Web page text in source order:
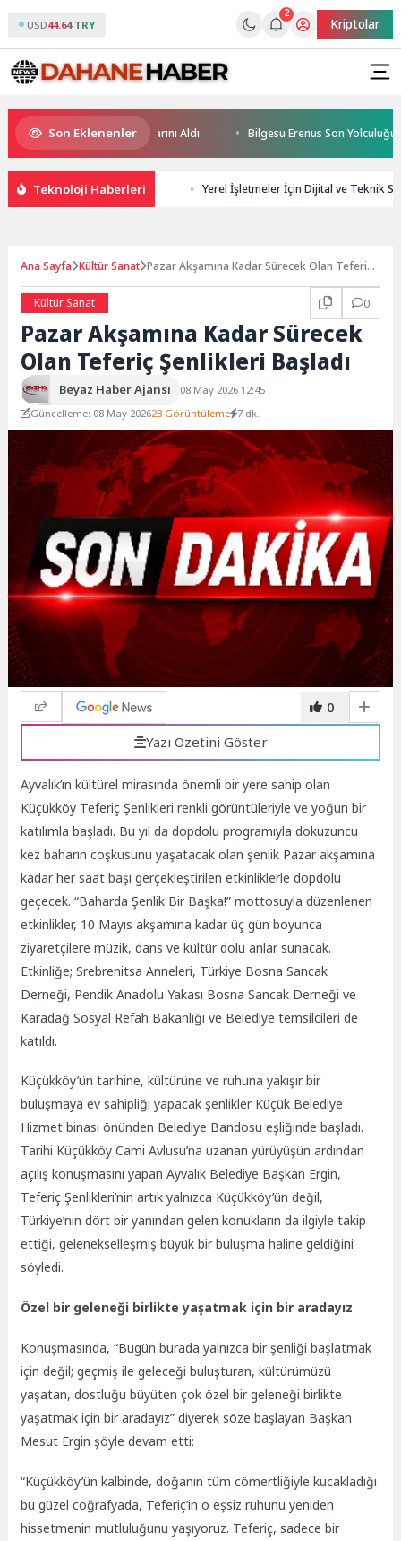
USD44.64 TRY
2
Kriptolar
Son Eklenenler
Yüzücüleri Sertifikalarını Aldı Bilgesu Erenus Son Yolculuğuna
Teknoloji Haberleri Yerel İşletmeler İçin Dijital ve Teknik
Ana Sayfa Kültür Sanat Pazar Akşamına Kadar Sürecek Olan Teferiç
Kültür Sanat
0
Pazar Akşamına Kadar Sürecek
Olan Teferiç Şenlikleri Başladı
Beyaz Haber Ajansı
08 May 2026 12:45
Güncelleme: 08 May 202623 Görüntüleme 7 dk.
0
Yazı Özetini Göster
Ayvalık’ın kültürel mirasında önemli bir yere sahip olan
Küçükköy Teferiç Şenlikleri renkli görüntüleriyle ve yoğun bir
katılımla başladı. Bu yıl da dopdolu programıyla dokuzuncu
kez baharın coşkusunu yaşatacak olan şenlik Pazar akşamına
kadar her saat başı gerçekleştirilen etkinliklerle dopdolu
geçecek. “Baharda Şenlik Bir Başka!” mottosuyla düzenlenen
etkinlikler, 10 Mayıs akşamına kadar üç gün boyunca
ziyaretçilere müzik, dans ve kültür dolu anlar sunacak.
Etkinliğe; Srebrenitsa Anneleri, Türkiye Bosna Sancak
Derneği, Pendik Anadolu Yakası Bosna Sancak Derneği ve
Karadağ Sosyal Refah Bakanlığı ve Belediye temsilcileri de
katıldı.
Küçükköy’ün tarihine, kültürüne ve ruhuna yakışır bir
buluşmaya ev sahipliği yapacak şenlikler Küçük Belediye
Hizmet binası önünden Belediye Bandosu eşliğinde başladı.
Tarihi Küçükköy Cami Avlusu’na uzanan yürüyüşün ardından
açılış konuşmasını yapan Ayvalık Belediye Başkan Ergin,
Teferiç Şenlikleri’nin artık yalnızca Küçükköy’ün değil,
Türkiye’nin dört bir yanından gelen konukların da ilgiyle takip
ettiği, gelenekselleşmiş büyük bir buluşma haline geldiğini
söyledi.
Özel bir geleneği birlikte yaşatmak için bir aradayız
Konuşmasında, “Bugün burada yalnızca bir şenliği başlatmak
için değil; geçmiş ile geleceği buluşturan, kültürümüzü
yaşatan, dostluğu büyüten çok özel bir geleneği birlikte
yaşatmak için bir aradayız” diyerek söze başlayan Başkan
Mesut Ergin şöyle devam etti:
“Küçükköy’ün kalbinde, doğanın tüm cömertliğiyle kucakladığı
bu güzel coğrafyada, Teferiç’in o eşsiz ruhunu yeniden
hissetmenin mutluluğunu yaşıyoruz. Teferiç, sadece bir